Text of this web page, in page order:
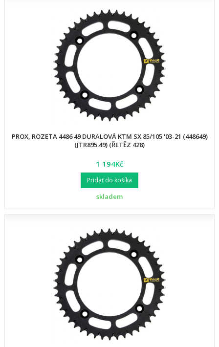
PROX, ROZETA 4486 49 DURALOVÁ KTM SX 85/105 '03-21 (448649)
(JTR895.49) (ŘETĚZ 428)
1 194Kč
Pridať do košíka
skladem